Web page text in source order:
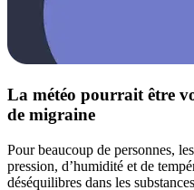
La météo pourrait être
de migraine
Pour beaucoup de personnes,
pression, d’humidité et de
déséquilibres dans les